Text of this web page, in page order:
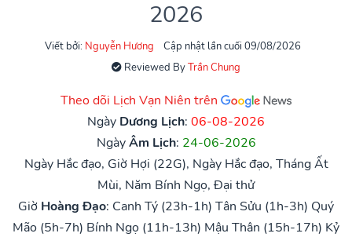
2026
Viết bởi: Nguyễn Hương
Cập nhật lần cuối 09/08/2026
Reviewed ByTrần Chung
Theo dõi Lịch Vạn Niên trên
Ngày Dương Lịch: 06-08-2026
NgàyÂm Lịch: 24-06-2026
Ngày Hắc đạo, Giờ Hợi (22G), Ngày Hắc đạo, Tháng Ất
Mùi, Năm Bính Ngọ, Đại thử
Giờ Hoàng Đạo: Canh Tý (23h-1h) Tân Sửu (1h-3h) Quý
Mão (5h-7h) Bính Ngọ (11h-13h) Mậu Thân (15h-17h) Kỷ